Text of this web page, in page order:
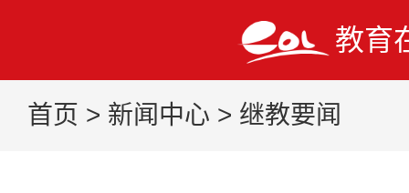
教育
首页 > 新闻中心 > 继教要闻